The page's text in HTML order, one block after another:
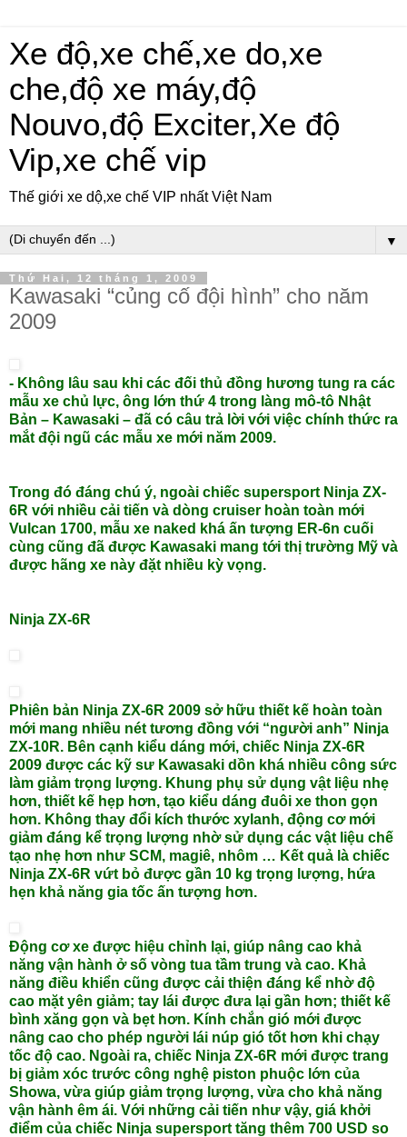
Xe độ,xe chế,xe do,xe
che,độ xe máy,độ
Nouvo,độ Exciter,Xe độ
Vip,xe chế vip
Thế giới xe dộ,xe chế VIP nhất Việt Nam
▼
Thứ Hai, 12 tháng 1, 2009
Kawasaki “củng cố đội hình” cho năm
2009
- Không lâu sau khi các đối thủ đồng hương tung ra các
mẫu xe chủ lực, ông lớn thứ 4 trong làng mô-tô Nhật
Bản – Kawasaki – đã có câu trả lời với việc chính thức ra
mắt đội ngũ các mẫu xe mới năm 2009.
Trong đó đáng chú ý, ngoài chiếc supersport Ninja ZX-
6R với nhiều cải tiến và dòng cruiser hoàn toàn mới
Vulcan 1700, mẫu xe naked khá ấn tượng ER-6n cuối
cùng cũng đã được Kawasaki mang tới thị trường Mỹ và
được hãng xe này đặt nhiều kỳ vọng.
Ninja ZX-6R
Phiên bản Ninja ZX-6R 2009 sở hữu thiết kế hoàn toàn
mới mang nhiều nét tương đồng với “người anh” Ninja
ZX-10R. Bên cạnh kiểu dáng mới, chiếc Ninja ZX-6R
2009 được các kỹ sư Kawasaki dồn khá nhiều công sức
làm giảm trọng lượng. Khung phụ sử dụng vật liệu nhẹ
hơn, thiết kế hẹp hơn, tạo kiểu dáng đuôi xe thon gọn
hơn. Không thay đổi kích thước xylanh, động cơ mới
giảm đáng kể trọng lượng nhờ sử dụng các vật liệu chế
tạo nhẹ hơn như SCM, magiê, nhôm … Kết quả là chiếc
Ninja ZX-6R vứt bỏ được gần 10 kg trọng lượng, hứa
hẹn khả năng gia tốc ấn tượng hơn.
Động cơ xe được hiệu chỉnh lại, giúp nâng cao khả
năng vận hành ở số vòng tua tầm trung và cao. Khả
năng điều khiển cũng được cải thiện đáng kể nhờ độ
cao mặt yên giảm; tay lái được đưa lại gần hơn; thiết kế
bình xăng gọn và bẹt hơn. Kính chắn gió mới được
nâng cao cho phép người lái núp gió tốt hơn khi chạy
tốc độ cao. Ngoài ra, chiếc Ninja ZX-6R mới được trang
bị giảm xóc trước công nghệ piston phuộc lớn của
Showa, vừa giúp giảm trọng lượng, vừa cho khả năng
vận hành êm ái. Với những cải tiến như vậy, giá khởi
điểm của chiếc Ninja supersport tăng thêm 700 USD so